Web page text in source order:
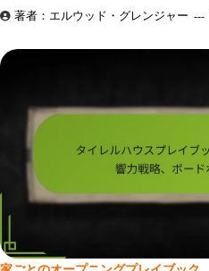
著者：エルウッド・グレンジャー